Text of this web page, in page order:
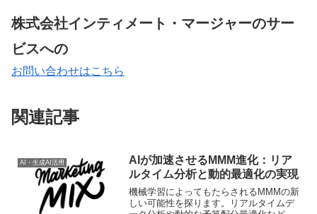
株式会社インティメート・マージャーのサー
ビスへの
お問い合わせはこちら
関連記事
AI・生成AI活用
AIが加速させるMMM進化：リア
ルタイム分析と動的最適化の実現
機械学習によってもたらされるMMMの新
しい可能性を探ります。リアルタイムデ